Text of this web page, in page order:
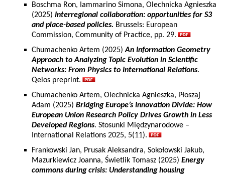
Boschma Ron, Iammarino Simona, Olechnicka Agnieszka
(2025) Interregional collaboration: opportunities for S3
and place-based policies. Brussels: European
Commission, Community of Practice, pp. 29.
Chumachenko Artem (2025)An Information Geometry
Approach to Analyzing Topic Evolution in Scientific
Networks: From Physics to International Relations.
Qeios preprint.
Chumachenko Artem, Olechnicka Agnieszka, Płoszaj
Adam (2025) Bridging Europe’s Innovation Divide: How
European Union Research Policy Drives Growth in Less
Developed Regions. Stosunki Międzynarodowe –
International Relations 2025, 5(11).
Frankowski Jan, Prusak Aleksandra, Sokołowski Jakub,
Mazurkiewicz Joanna, Świetlik Tomasz (2025) Energy
commons during crisis: Understanding housing